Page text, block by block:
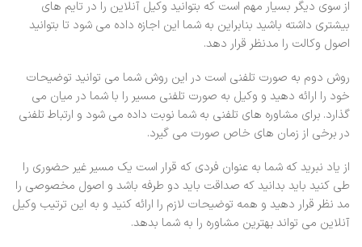
از سوی دیگر بسیار مهم است که بتوانید وکیل آنلاین را در تایم های
بیشتری داشته باشید بنابراین به شما این اجازه داده می شود تا بتوانید
اصول وکالت را مدنظر قرار دهد.
روش دوم به صورت تلفنی است در این روش شما می توانید توضیحات
خود را ارائه دهید و وکیل به صورت تلفنی مسیر را با شما در میان می
گذارد. برای مشاوره های تلفنی به شما نوبت داده می شود و ارتباط تلفنی
در برخی از زمان های خاص صورت می گیرد.
از یاد نبرید که شما به عنوان فردی که قرار است یک مسیر غیر حضوری را
طی کنید باید بدانید که صداقت باید دو طرفه باشد و اصول مخصوصی را
مد نظر قرار دهید و همه توضیحات لازم را ارائه کنید و به این ترتیب وکیل
آنلاین می تواند بهترین مشاوره را به شما بدهد.